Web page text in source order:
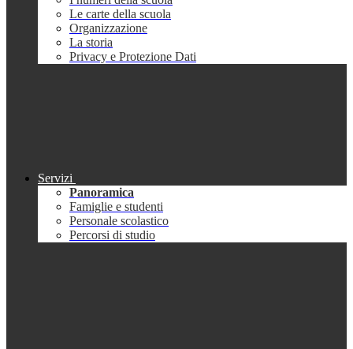
Le carte della scuola
Organizzazione
La storia
Privacy e Protezione Dati
Servizi
Panoramica
Famiglie e studenti
Personale scolastico
Percorsi di studio